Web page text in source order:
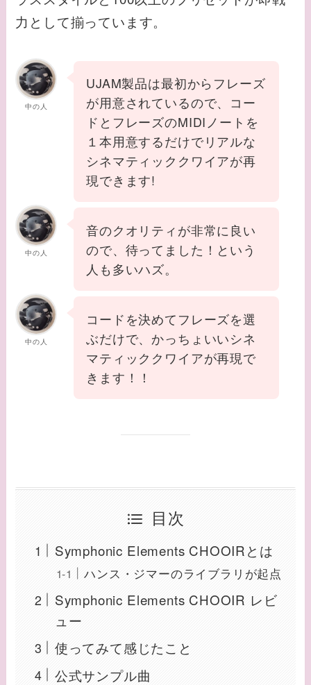
力として揃っています。
中の人
UJAM製品は最初からフレーズ
が用意されているので、コー
ドとフレーズのMIDIノートを
１本用意するだけでリアルな
シネマティッククワイアが再
現できます!
中の人
音のクオリティが非常に良い
ので、待ってました！という
人も多いハズ。
中の人
コードを決めてフレーズを選
ぶだけで、かっちょいいシネ
マティッククワイアが再現で
きます！！
目次
Symphonic Elements CHOOIRとは
ハンス・ジマーのライブラリが起点
Symphonic Elements CHOOIR レビ
ュー
使ってみて感じたこと
公式サンプル曲